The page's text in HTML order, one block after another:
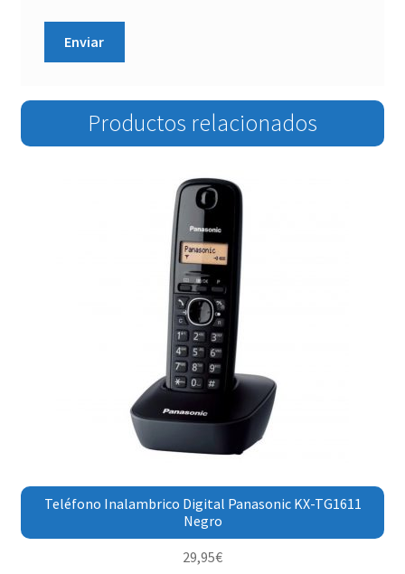
Productos relacionados
Teléfono Inalambrico Digital Panasonic KX-TG1611
Negro
29,95€